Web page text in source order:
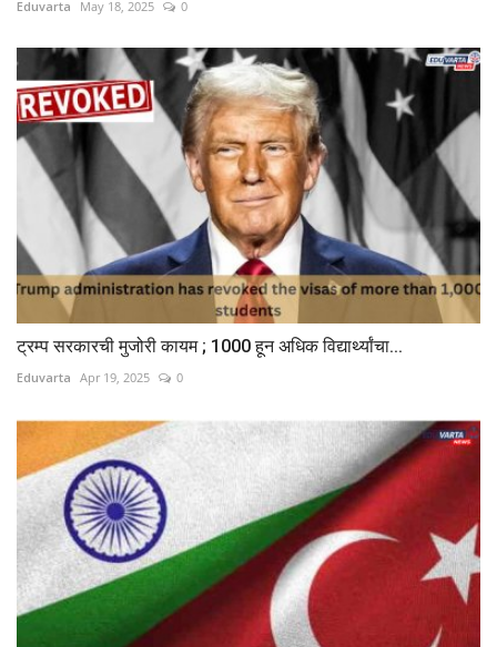
Eduvarta May 18, 2025 0
ट्रम्प सरकारची मुजोरी कायम ; 1000 हून अधिक विद्यार्थ्यांचा...
Eduvarta Apr 19, 2025 0